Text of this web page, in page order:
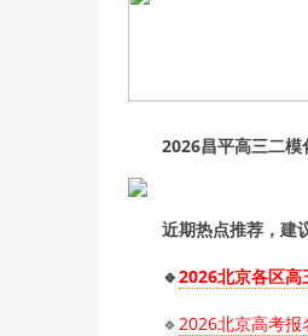
2026昌平高三二模
近期热点推荐，建
🔹2026北京各区高
🔹2026北京高考报